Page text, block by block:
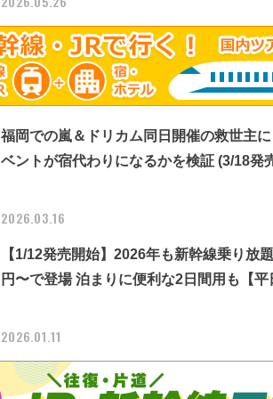
福岡での嵐＆ドリカム同日開催の救世主
ベントが宿代わりになるかを検証 (3/18発
2026.03.16
【1/12発売開始】2026年も新幹線乗り放
円〜で登場 泊まりに便利な2日間用も【平
2026.01.11